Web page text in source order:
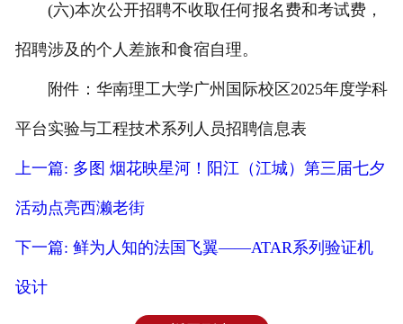
(六)本次公开招聘不收取任何报名费和考试费，
招聘涉及的个人差旅和食宿自理。
附件：华南理工大学广州国际校区2025年度学科
平台实验与工程技术系列人员招聘信息表
上一篇: 多图 烟花映星河！阳江（江城）第三届七夕
活动点亮西濑老街
下一篇: 鲜为人知的法国飞翼——ATAR系列验证机
设计